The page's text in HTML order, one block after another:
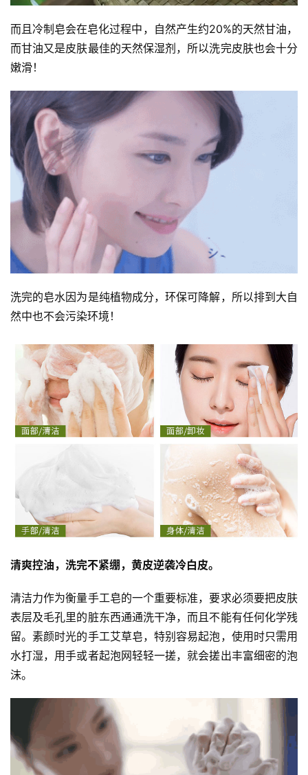
而且冷制皂会在皂化过程中，自然产生约20%的天然甘油，
而甘油又是皮肤最佳的天然保湿剂，所以洗完皮肤也会十分
嫩滑！
洗完的皂水因为是纯植物成分，环保可降解，所以排到大自
然中也不会污染环境！
清爽控油，洗完不紧绷，黄皮逆袭冷白皮。
清洁力作为衡量手工皂的一个重要标准，要求必须要把皮肤
表层及毛孔里的脏东西通通洗干净，而且不能有任何化学残
留。素颜时光的手工艾草皂，特别容易起泡，使用时只需用
水打湿，用手或者起泡网轻轻一搓，就会搓出丰富细密的泡
沫。